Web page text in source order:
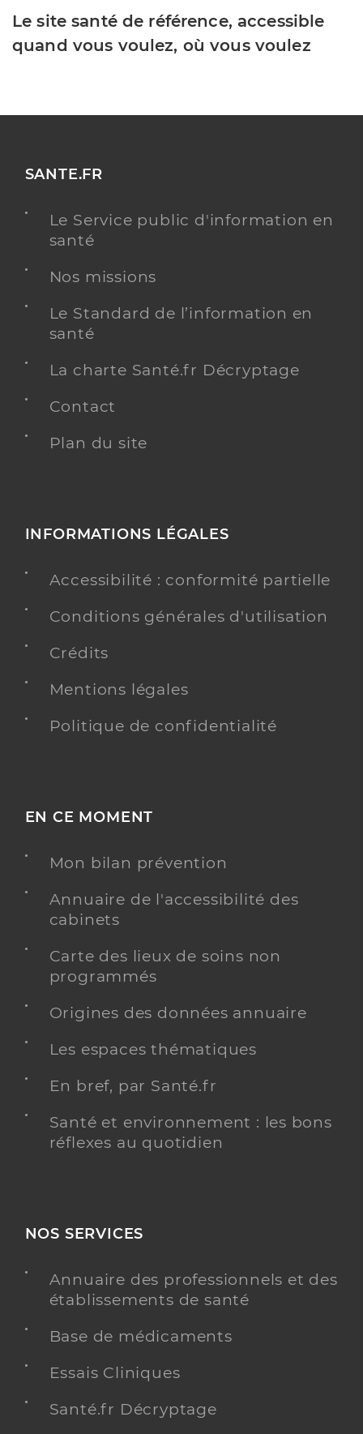
Le site santé de référence, accessible
quand vous voulez, où vous voulez
SANTE.FR
Le Service public d'information en
santé
Nos missions
Le Standard de l’information en
santé
La charte Santé.fr Décryptage
Contact
Plan du site
INFORMATIONS LÉGALES
Accessibilité : conformité partielle
Conditions générales d'utilisation
Crédits
Mentions légales
Politique de confidentialité
EN CE MOMENT
Mon bilan prévention
Annuaire de l'accessibilité des
cabinets
Carte des lieux de soins non
programmés
Origines des données annuaire
Les espaces thématiques
En bref, par Santé.fr
Santé et environnement : les bons
réflexes au quotidien
NOS SERVICES
Annuaire des professionnels et des
établissements de santé
Base de médicaments
Essais Cliniques
Santé.fr Décryptage